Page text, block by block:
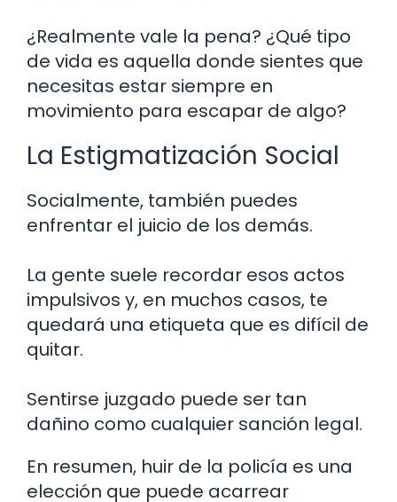
¿Realmente vale la pena? ¿Qué tipo
de vida es aquella donde sientes que
necesitas estar siempre en
movimiento para escapar de algo?
La Estigmatización Social
Socialmente, también puedes
enfrentar el juicio de los demás.
La gente suele recordar esos actos
impulsivos y, en muchos casos, te
quedará una etiqueta que es difícil de
quitar.
Sentirse juzgado puede ser tan
dañino como cualquier sanción legal.
En resumen, huir de la policía es una
elección que puede acarrear